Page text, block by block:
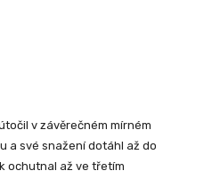
v závěrečném mírném
a své snažení dotáhl až do
ochutnal až ve třetím